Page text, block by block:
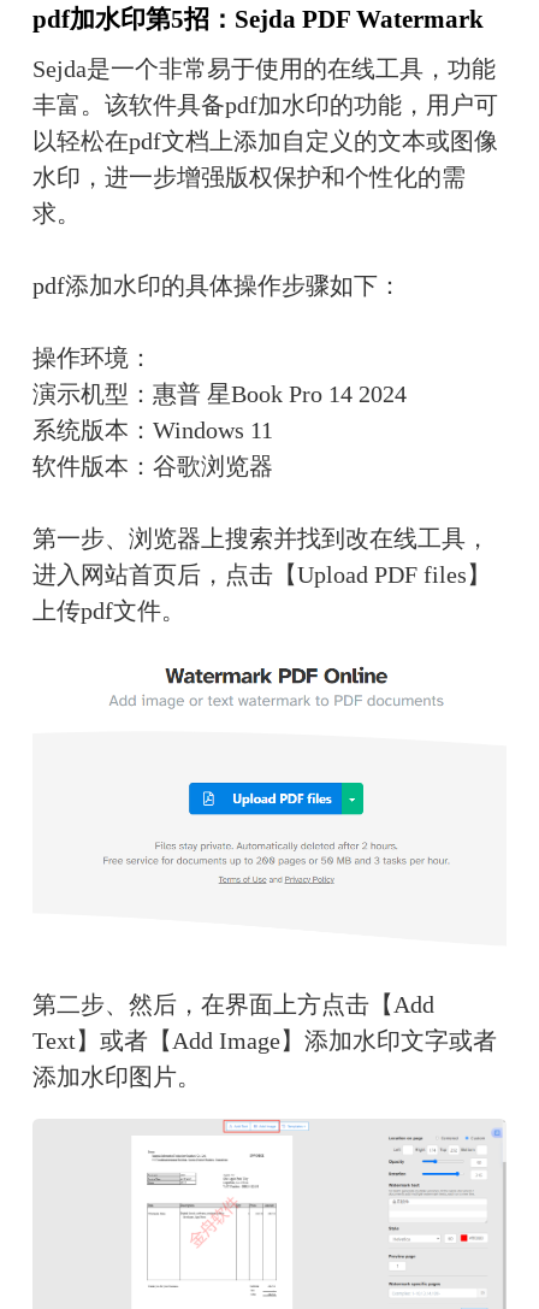
pdf加水印第5招：Sejda PDF Watermark
Sejda是一个非常易于使用的在线工具，功能
丰富。该软件具备pdf加水印的功能，用户可
以轻松在pdf文档上添加自定义的文本或图像
水印，进一步增强版权保护和个性化的需
求。
pdf添加水印的具体操作步骤如下：
操作环境：
演示机型：惠普 星Book Pro 14 2024
系统版本：Windows 11
软件版本：谷歌浏览器
第一步、浏览器上搜索并找到改在线工具，
进入网站首页后，点击【Upload PDF files】
上传pdf文件。
第二步、然后，在界面上方点击【Add
Text】或者【Add Image】添加水印文字或者
添加水印图片。